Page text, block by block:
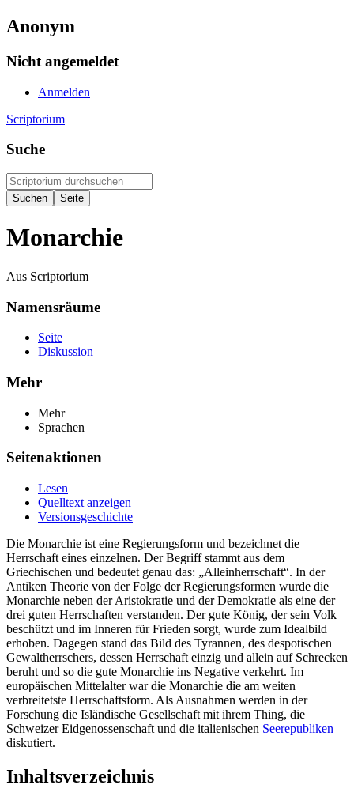
Anonym
Nicht angemeldet
Anmelden
Scriptorium
Suche
Monarchie
Aus Scriptorium
Namensräume
Seite
Diskussion
Mehr
Mehr
Sprachen
Seitenaktionen
Lesen
Quelltext anzeigen
Versionsgeschichte
Die Monarchie ist eine Regierungsform und bezeichnet die
Herrschaft eines einzelnen. Der Begriff stammt aus dem
Griechischen und bedeutet genau das: „Alleinherrschaft“. In der
Antiken Theorie von der Folge der Regierungsformen wurde die
Monarchie neben der Aristokratie und der Demokratie als eine der
drei guten Herrschaften verstanden. Der gute König, der sein Volk
beschützt und im Inneren für Frieden sorgt, wurde zum Idealbild
erhoben. Dagegen stand das Bild des Tyrannen, des despotischen
Gewaltherrschers, dessen Herrschaft einzig und allein auf Schrecken
beruht und so die gute Monarchie ins Negative verkehrt. Im
europäischen Mittelalter war die Monarchie die am weiten
verbreitetste Herrschaftsform. Als Ausnahmen werden in der
Forschung die Isländische Gesellschaft mit ihrem Thing, die
Schweizer Eidgenossenschaft und die italienischen Seerepubliken
diskutiert.
Inhaltsverzeichnis